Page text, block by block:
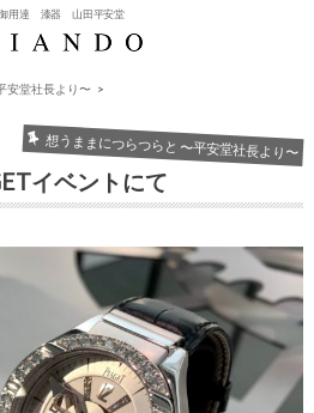
用達 漆器 山田平安堂
安堂社長より〜
想うままにつらつらと 〜平安堂社長より〜
イベントにて